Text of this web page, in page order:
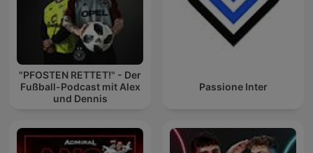
"PFOSTEN RETTET!" - Der
Fußball-Podcast mit Alex
und Dennis
Passione Inter